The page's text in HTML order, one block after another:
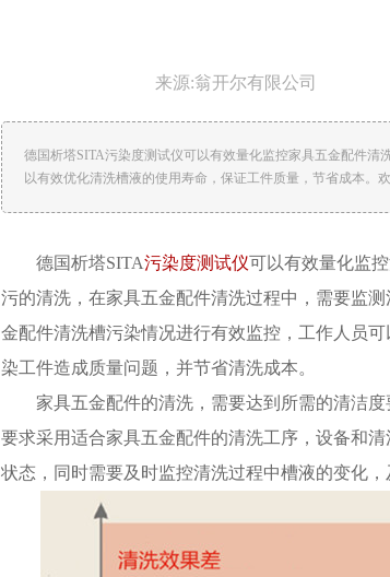
来源:翁开尔有限公司
德国析塔SITA污染度测试仪可以有效量化监控家具五金配件
以有效优化清洗槽液的使用寿命，保证工件质量，节省成本。欢
德国析塔SITA污染度测试仪可以有效量化监
污的清洗，在家具五金配件清洗过程中，需要监
金配件清洗槽污染情况进行有效监控，工作人员
染工件造成质量问题，并节省清洗成本。
家具五金配件的清洗，需要达到所需的清洁
要求采用适合家具五金配件的清洗工序，设备和
状态，同时需要及时监控清洗过程中槽液的变化，